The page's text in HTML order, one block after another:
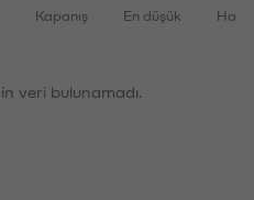
Kapanış En düşük
veri bulunamadı.